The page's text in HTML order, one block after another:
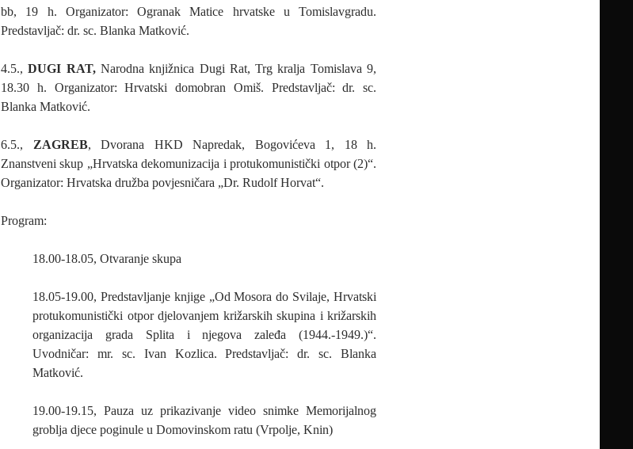
bb, 19 h. Organizator: Ogranak Matice hrvatske u Tomislavgradu.
Predstavljač: dr. sc. Blanka Matković.
4.5.,DUGI RAT, Narodna knjižnica Dugi Rat, Trg kralja Tomislava 9,
18.30 h. Organizator: Hrvatski domobran Omiš. Predstavljač: dr. sc.
Blanka Matković.
6.5., ZAGREB, Dvorana HKD Napredak, Bogovićeva 1, 18 h.
Znanstveni skup „Hrvatska dekomunizacija i protukomunistički otpor (2)“.
Organizator: Hrvatska družba povjesničara „Dr. Rudolf Horvat“.
Program:
18.00-18.05, Otvaranje skupa
18.05-19.00, Predstavljanje knjige „Od Mosora do Svilaje, Hrvatski
protukomunistički otpor djelovanjem križarskih skupina i križarskih
organizacija grada Splita i njegova zaleđa (1944.-1949.)“.
Uvodničar: mr. sc. Ivan Kozlica. Predstavljač: dr. sc. Blanka
Matković.
19.00-19.15, Pauza uz prikazivanje video snimke Memorijalnog
groblja djece poginule u Domovinskom ratu (Vrpolje, Knin)